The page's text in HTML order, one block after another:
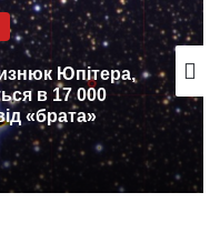
Юпітера,
в 17 000
«брата»